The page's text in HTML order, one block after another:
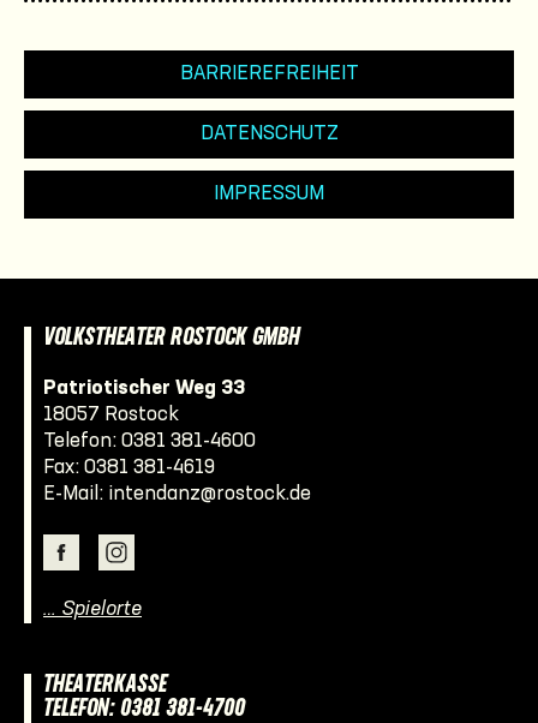
BARRIEREFREIHEIT
DATENSCHUTZ
IMPRESSUM
VOLKSTHEATER ROSTOCK GMBH
Patriotischer Weg 33
18057 Rostock
Telefon: 0381 381-4600
Fax: 0381 381-4619
E-Mail: intendanz@rostock.de
… Spielorte
THEATERKASSE
TELEFON: 0381 381-4700